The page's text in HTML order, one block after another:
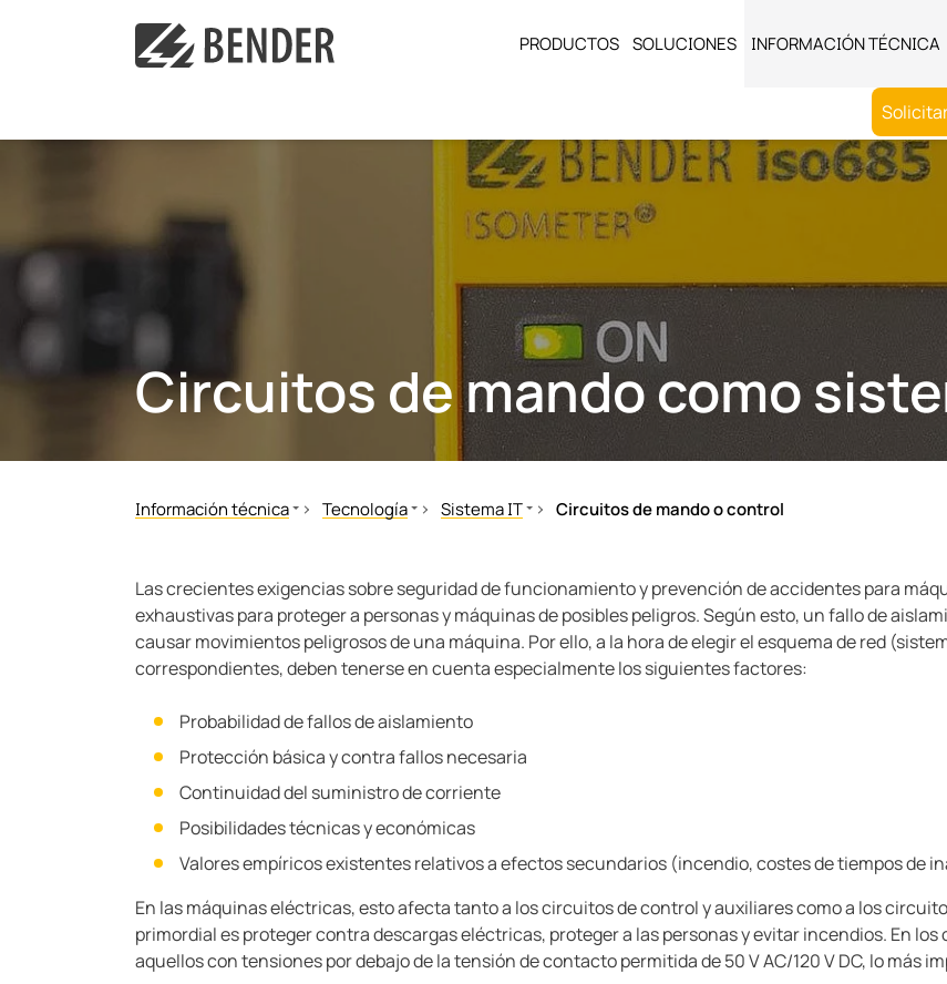
PRODUCTOS SOLUCIONES INFORMACIÓN TÉCNICA
Circuitos de mando como
Información técnica
MONITOR
White Papers
Seminarios
Aplicaciones
Videos
Tecnología
CT Calculator
Tecnología
Sistema TN-S-/TT
Sistema puesta a tierra a través de alta resistencia (HRG)
Vigilancia offline
BB-Bus assembly
POWERSCOUT®
Sistema IT
Ventajas del sistema IT
Vigilancia del aislamiento
Localización de falla de aislamiento
Localización de fallos de aislamiento en redes acopladas
Ejemplos de aplicación
Circuitos de mando o control
Circuitos de mando o control
Las crecientes exigencias sobre seguridad de funcionamiento y prevención de accidentes para
exhaustivas para proteger a personas y máquinas de posibles peligros. Según esto, un fallo de
causar movimientos peligrosos de una máquina. Por ello, a la hora de elegir el esquema de red
correspondientes, deben tenerse en cuenta especialmente los siguientes factores:
Probabilidad de fallos de aislamiento
Protección básica y contra fallos necesaria
Continuidad del suministro de corriente
Posibilidades técnicas y económicas
Valores empíricos existentes relativos a efectos secundarios (incendio, costes de tiempos de
En las máquinas eléctricas, esto afecta tanto a los circuitos de control y auxiliares como a los
primordial es proteger contra descargas eléctricas, proteger a las personas y evitar incendios. En
aquellos con tensiones por debajo de la tensión de contacto permitida de 50 V AC/120 V DC, lo más